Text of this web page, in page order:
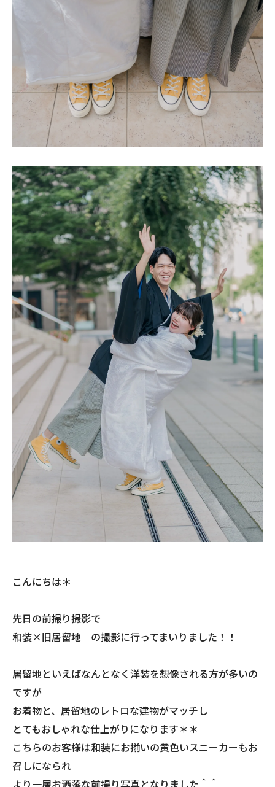
こんにちは＊
先日の前撮り撮影で
和装×旧居留地 の撮影に行ってまいりました！！
居留地といえばなんとなく洋装を想像される方が多いの
ですが
お着物と、居留地のレトロな建物がマッチし
とてもおしゃれな仕上がりになります＊＊
こちらのお客様は和装にお揃いの黄色いスニーカーもお
召しになられ
より一層お洒落な前撮り写真となりました＾＾